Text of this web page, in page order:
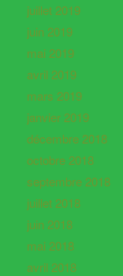
juillet 2019
juin 2019
mai 2019
avril 2019
mars 2019
janvier 2019
décembre 2018
octobre 2018
septembre 2018
juillet 2018
juin 2018
mai 2018
avril 2018